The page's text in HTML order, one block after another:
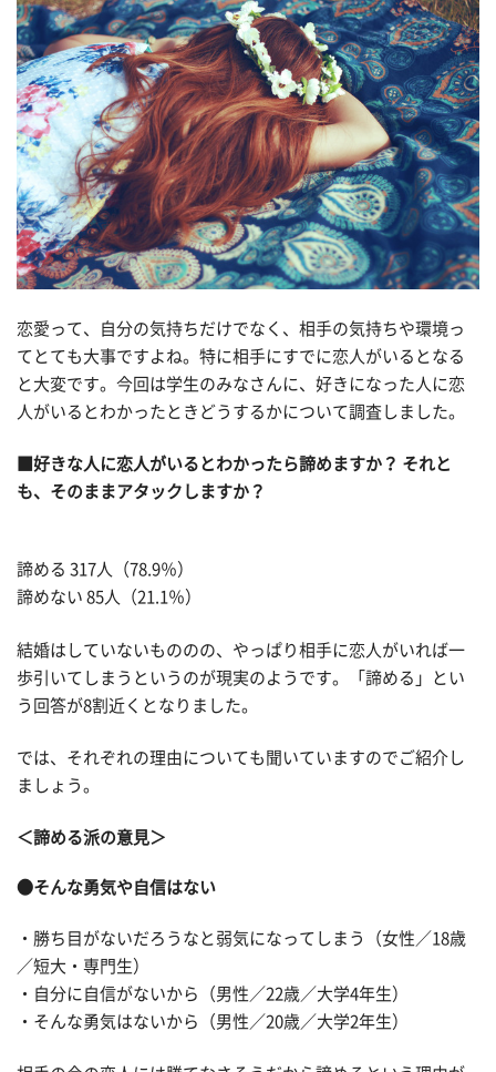
恋愛って、自分の気持ちだけでなく、相手の気持ちや環境っ
てとても大事ですよね。特に相手にすでに恋人がいるとなる
と大変です。今回は学生のみなさんに、好きになった人に恋
人がいるとわかったときどうするかについて調査しました。
■好きな人に恋人がいるとわかったら諦めますか？ それと
も、そのままアタックしますか？
諦める 317人（78.9％）
諦めない 85人（21.1％）
結婚はしていないもののの、やっぱり相手に恋人がいれば一
歩引いてしまうというのが現実のようです。「諦める」とい
う回答が8割近くとなりました。
では、それぞれの理由についても聞いていますのでご紹介し
ましょう。
＜諦める派の意見＞
●そんな勇気や自信はない
・勝ち目がないだろうなと弱気になってしまう（女性／18歳
／短大・専門生）
・自分に自信がないから（男性／22歳／大学4年生）
・そんな勇気はないから（男性／20歳／大学2年生）